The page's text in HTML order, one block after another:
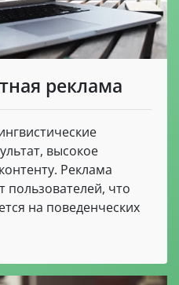
реклама
высокое
Реклама
пользователей, что
на поведенческих